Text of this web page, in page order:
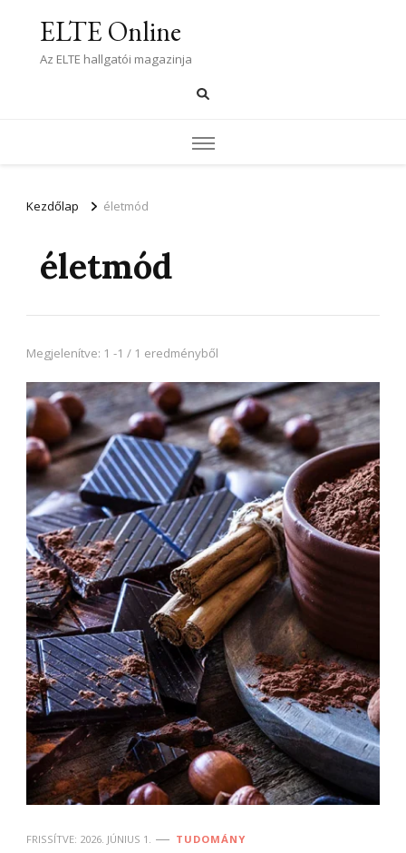
ELTE Online
Az ELTE hallgatói magazinja
Kezdőlap életmód
életmód
Megjelenítve: 1 -1 / 1 eredményből
FRISSÍTVE: 2026. JÚNIUS 1. TUDOMÁNY